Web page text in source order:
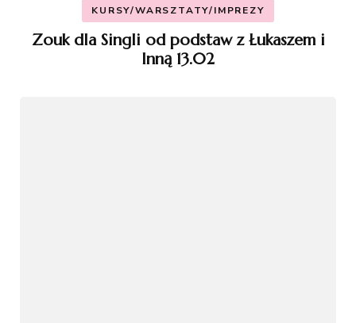
KURSY/WARSZTATY/IMPREZY
Zouk dla Singli od podstaw z Łukaszem i
Inną 13.02